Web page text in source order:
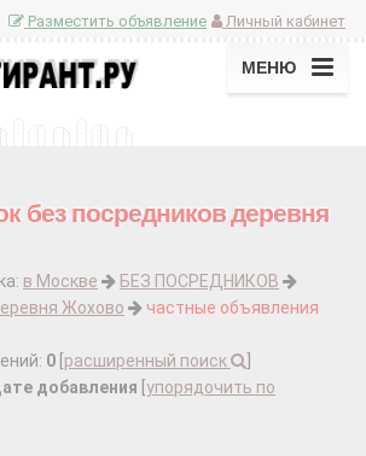
Личный кабинет
Разместить объявление
МЕНЮ
без посредников деревня
в Москве
БЕЗ ПОСРЕДНИКОВ
Жохово частные объявления
0 расширенный поиск
добавления упорядочить по